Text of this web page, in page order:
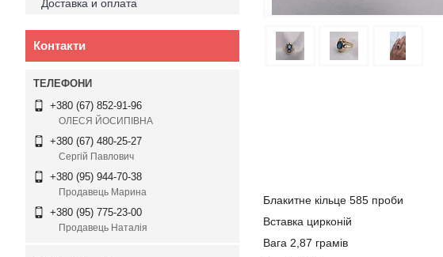
Блакитне кільце 585 проби
Вставка цирконій
Вага 2,87 грамів
Доставка и оплата
Контакти
+380 (67) 852-91-96
ОЛЕСЯ ЙОСИПІВНА
+380 (67) 480-25-27
Сергій Павлович
+380 (95) 944-70-38
Продавець Марина
+380 (95) 775-23-00
Продавець Наталія